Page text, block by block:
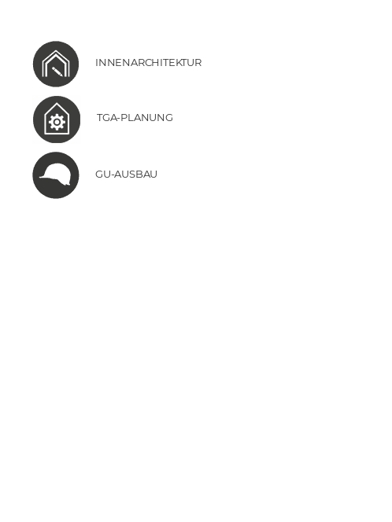
INNENARCHITEKTUR
TGA-PLANUNG
GU-AUSBAU